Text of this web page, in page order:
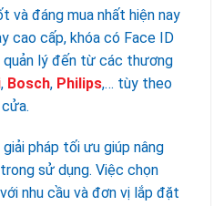
và đáng mua nhất hiện nay
cao cấp, khóa có Face ID
lý đến từ các thương
, Bosch, Philips,… tùy theo
pháp tối ưu giúp nâng
sử dụng. Việc chọn
nhu cầu và đơn vị lắp đặt